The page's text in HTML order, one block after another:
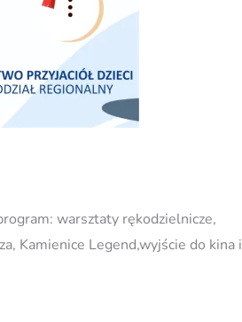
warsztaty rękodzielnicze,
Kamienice Legend,wyjście do kina i